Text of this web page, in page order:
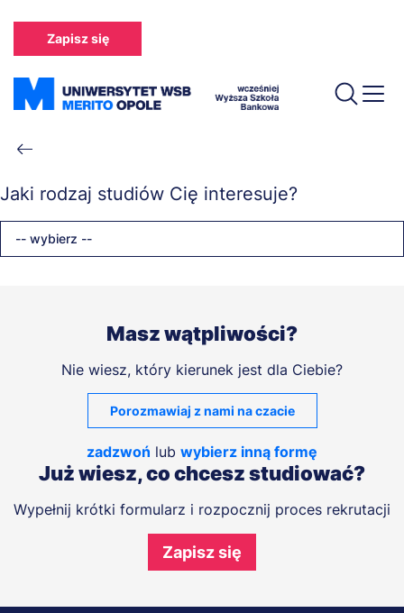
treści
Zapisz się
Ścieżka
nawigacyjna
Jaki rodzaj studiów Cię interesuje?
-- wybierz --
Masz wątpliwości?
Nie wiesz, który kierunek jest dla Ciebie?
Porozmawiaj z nami na czacie
zadzwoń lub wybierz inną formę
Już wiesz, co chcesz studiować?
Wypełnij krótki formularz i rozpocznij proces rekrutacji
Zapisz się